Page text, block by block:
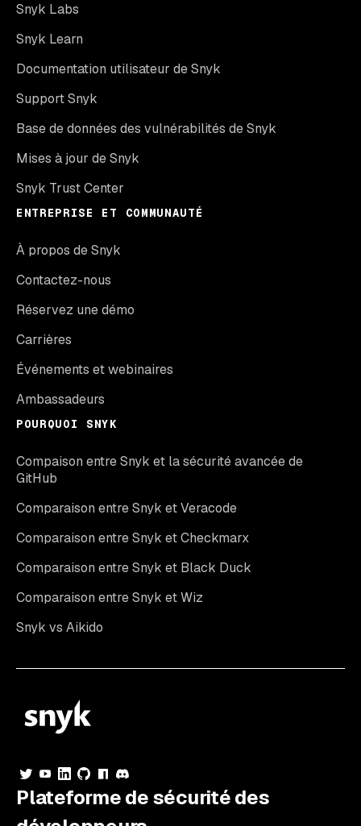
Snyk Labs
Snyk Learn
Documentation utilisateur de Snyk
Support Snyk
Base de données des vulnérabilités de Snyk
Mises à jour de Snyk
Snyk Trust Center
ENTREPRISE ET COMMUNAUTÉ
À propos de Snyk
Contactez-nous
Réservez une démo
Carrières
Événements et webinaires
Ambassadeurs
POURQUOI SNYK
Compaison entre Snyk et la sécurité avancée de
GitHub
Comparaison entre Snyk et Veracode
Comparaison entre Snyk et Checkmarx
Comparaison entre Snyk et Black Duck
Comparaison entre Snyk et Wiz
Snyk vs Aikido
Plateforme de sécurité des